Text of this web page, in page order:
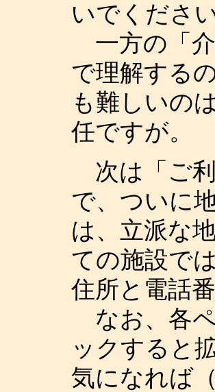
いでください
一方の「
で理解する
も難しいの
任ですが。
次は「ご
で、ついに
は、立派な
ての施設で
住所と電話
なお、各
ックすると
気になれば